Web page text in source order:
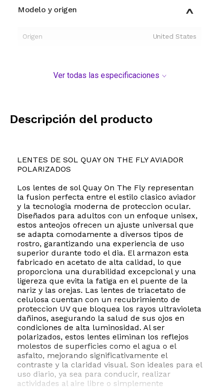
Modelo y origen
Origen United States
Ver todas las especificaciones
Descripción del producto
LENTES DE SOL QUAY ON THE FLY AVIADOR
POLARIZADOS
Los lentes de sol Quay On The Fly representan
la fusion perfecta entre el estilo clasico aviador
y la tecnologia moderna de proteccion ocular.
Diseñados para adultos con un enfoque unisex,
estos anteojos ofrecen un ajuste universal que
se adapta comodamente a diversos tipos de
rostro, garantizando una experiencia de uso
superior durante todo el dia. El armazon esta
fabricado en acetato de alta calidad, lo que
proporciona una durabilidad excepcional y una
ligereza que evita la fatiga en el puente de la
nariz y las orejas. Las lentes de triacetato de
celulosa cuentan con un recubrimiento de
proteccion UV que bloquea los rayos ultravioleta
dañinos, asegurando la salud de sus ojos en
condiciones de alta luminosidad. Al ser
polarizados, estos lentes eliminan los reflejos
molestos de superficies como el agua o el
asfalto, mejorando significativamente el
contraste y la claridad visual. Son ideales para el
uso diario, ya sea para conducir, realizar
actividades al aire libre o simplemente